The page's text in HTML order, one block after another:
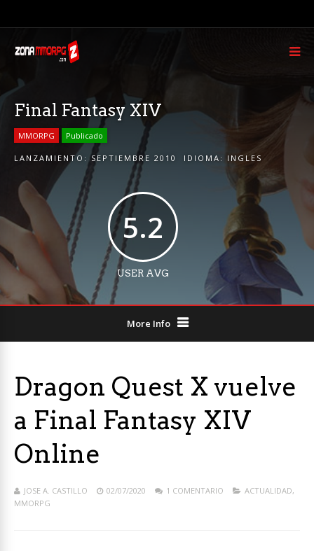
Final Fantasy XIV
MMORPG Publicado
LANZAMIENTO:SEPTIEMBRE 2010 IDIOMA: INGLES
5.2
USER AVG
More Info
Dragon Quest X vuelve
a Final Fantasy XIV
Online
JOSE A. CASTILLO 02/07/2020 1 COMENTARIO ACTUALIDAD,
MMORPG